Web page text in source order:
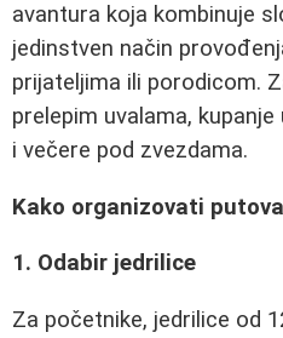
avantura koja kombinuje
jedinstven način
prijateljima ili porodicom.
prelepim uvalama,
i večere pod zvezdama.
Kako organizovati
1. Odabir jedrilice
Za početnike, jedrilice od